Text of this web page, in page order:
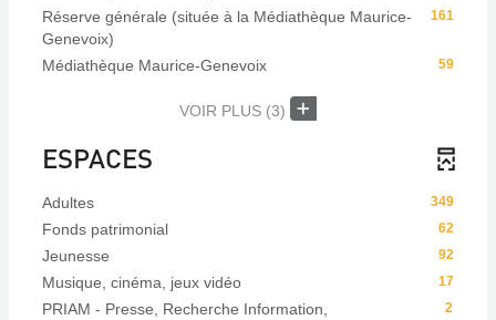
161
Réserve générale (située à la Médiathèque Maurice-
Genevoix)
59
Médiathèque Maurice-Genevoix
VOIR PLUS (3)
ESPACES
349
Adultes
62
Fonds patrimonial
92
Jeunesse
17
Musique, cinéma, jeux vidéo
2
PRIAM - Presse, Recherche Information,